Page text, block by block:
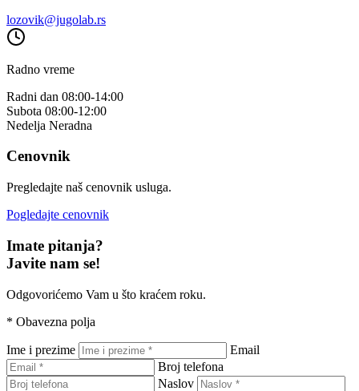
lozovik@jugolab.rs
Radno vreme
Radni dan 08:00-14:00
Subota 08:00-12:00
Nedelja Neradna
Cenovnik
Pregledajte naš cenovnik usluga.
Pogledajte cenovnik
Imate pitanja?
Javite nam se!
Odgovorićemo Vam u što kraćem roku.
* Obavezna polja
Ime i prezime
Email
Broj telefona
Naslov